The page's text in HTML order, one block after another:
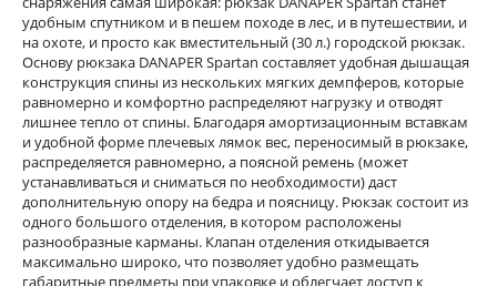
удобным спутником и в пешем походе в лес, и в путешествии, и
на охоте, и просто как вместительный (30 л.) городской рюкзак.
Основу рюкзака DANAPER Spartan составляет удобная дышащая
конструкция спины из нескольких мягких демпферов, которые
равномерно и комфортно распределяют нагрузку и отводят
лишнее тепло от спины. Благодаря амортизационным вставкам
и удобной форме плечевых лямок вес, переносимый в рюкзаке,
распределяется равномерно, а поясной ремень (может
устанавливаться и сниматься по необходимости) даст
дополнительную опору на бедра и поясницу. Рюкзак состоит из
одного большого отделения, в котором расположены
разнообразные карманы. Клапан отделения откидывается
максимально широко, что позволяет удобно размещать
габаритные предметы при упаковке и облегчает доступ к